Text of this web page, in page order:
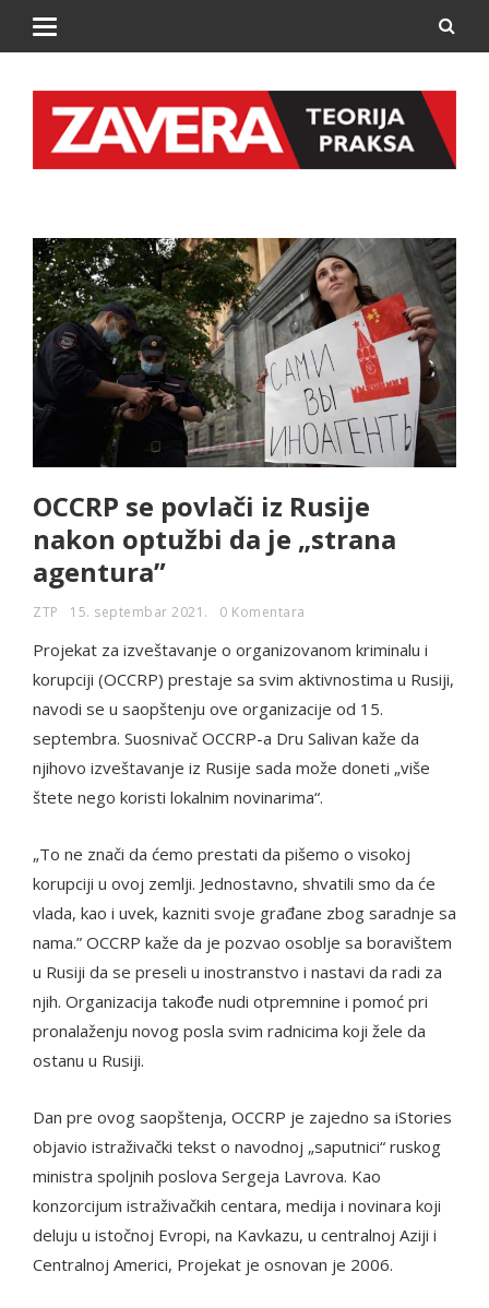
OCCRP se povlači iz Rusije
nakon optužbi da je „strana
agentura”
ZTP 15. septembar 2021. 0 Komentara
Projekat za izveštavanje o organizovanom kriminalu i
korupciji (OCCRP) prestaje sa svim aktivnostima u Rusiji,
navodi se u saopštenju ove organizacije od 15.
septembra. Suosnivač OCCRP-a Dru Salivan kaže da
njihovo izveštavanje iz Rusije sada može doneti „više
štete nego koristi lokalnim novinarima“.
„To ne znači da ćemo prestati da pišemo o visokoj
korupciji u ovoj zemlji. Jednostavno, shvatili smo da će
vlada, kao i uvek, kazniti svoje građane zbog saradnje sa
nama.” OCCRP kaže da je pozvao osoblje sa boravištem
u Rusiji da se preseli u inostranstvo i nastavi da radi za
njih. Organizacija takođe nudi otpremnine i pomoć pri
pronalaženju novog posla svim radnicima koji žele da
ostanu u Rusiji.
Dan pre ovog saopštenja, OCCRP je zajedno sa iStories
objavio istraživački tekst o navodnoj „saputnici“ ruskog
ministra spoljnih poslova Sergeja Lavrova. Kao
konzorcijum istraživačkih centara, medija i novinara koji
deluju u istočnoj Evropi, na Kavkazu, u centralnoj Aziji i
Centralnoj Americi, Projekat je osnovan je 2006.